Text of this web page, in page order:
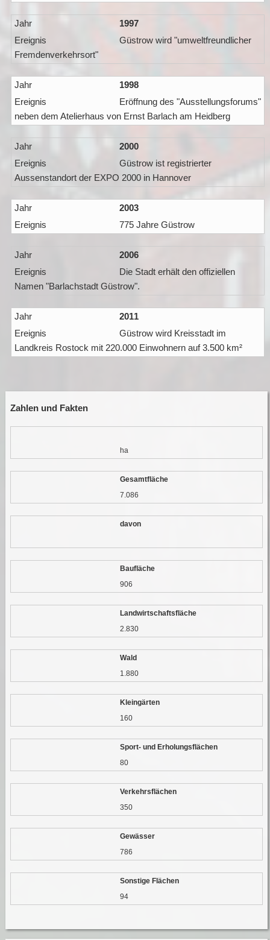
1997
Güstrow wird "umweltfreundlicher
Fremdenverkehrsort"
1998
Eröffnung des "Ausstellungsforums"
neben dem Atelierhaus von Ernst Barlach am Heidberg
2000
Güstrow ist registrierter
Aussenstandort der EXPO 2000 in Hannover
2003
775 Jahre Güstrow
2006
Die Stadt erhält den offiziellen
Namen "Barlachstadt Güstrow".
2011
Güstrow wird Kreisstadt im
Landkreis Rostock mit 220.000 Einwohnern auf 3.500 km²
Zahlen und Fakten
ha
Gesamtfläche
7.086
davon
Baufläche
906
Landwirtschaftsfläche
2.830
Wald
1.880
Kleingärten
160
Sport- und Erholungsflächen
80
Verkehrsflächen
350
Gewässer
786
Sonstige Flächen
94